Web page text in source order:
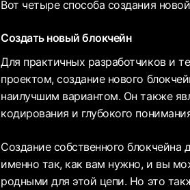
Вот четыре способа создания
Создать новый блокчейн
Для практичных разработчиков и
проектом, создание нового
наилучшим вариантом. Он также
кодирования и глубокого
Создание собственного
именно так, как вам нужно, и вы
родными для этой цепи. Но это